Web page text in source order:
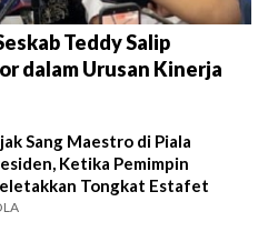
Teddy Salip
dalam Urusan Kinerja
Sang Maestro di Piala
Ketika Pemimpin
Tongkat Estafet